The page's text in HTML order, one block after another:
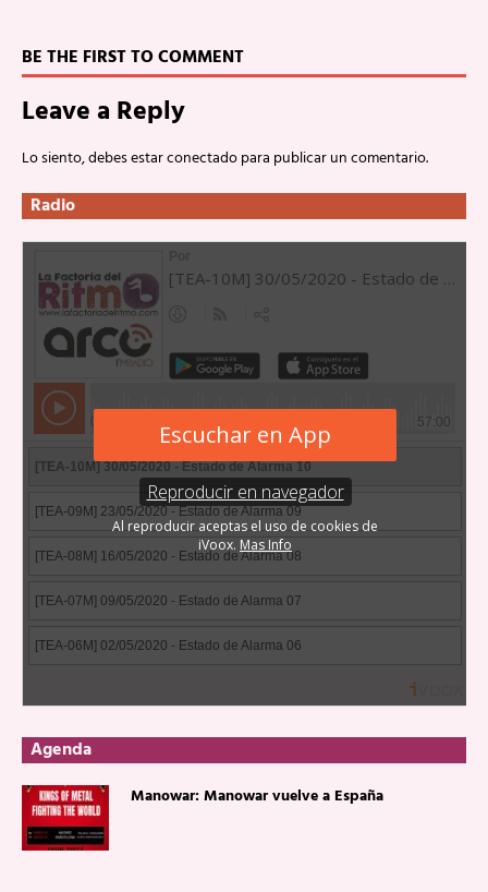
BE THE FIRST TO COMMENT
Leave a Reply
Lo siento, debes estarconectadopara publicar un comentario.
Radio
Agenda
Manowar: Manowar vuelve a España